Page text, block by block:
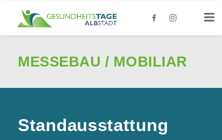
MESSEBAU / MOBILIAR
Standausstattung